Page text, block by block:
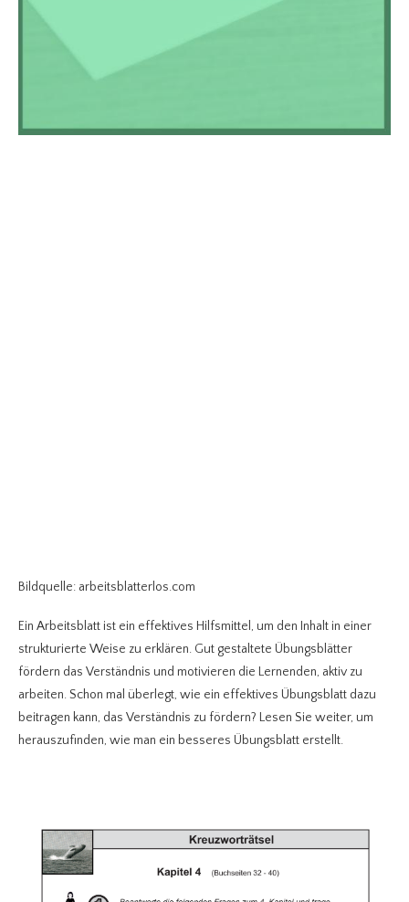
Bildquelle: arbeitsblatterlos.com
Ein Arbeitsblatt ist ein effektives Hilfsmittel, um den Inhalt in einer
strukturierte Weise zu erklären. Gut gestaltete Übungsblätter
fördern das Verständnis und motivieren die Lernenden, aktiv zu
arbeiten. Schon mal überlegt, wie ein effektives Übungsblatt dazu
beitragen kann, das Verständnis zu fördern? Lesen Sie weiter, um
herauszufinden, wie man ein besseres Übungsblatt erstellt.